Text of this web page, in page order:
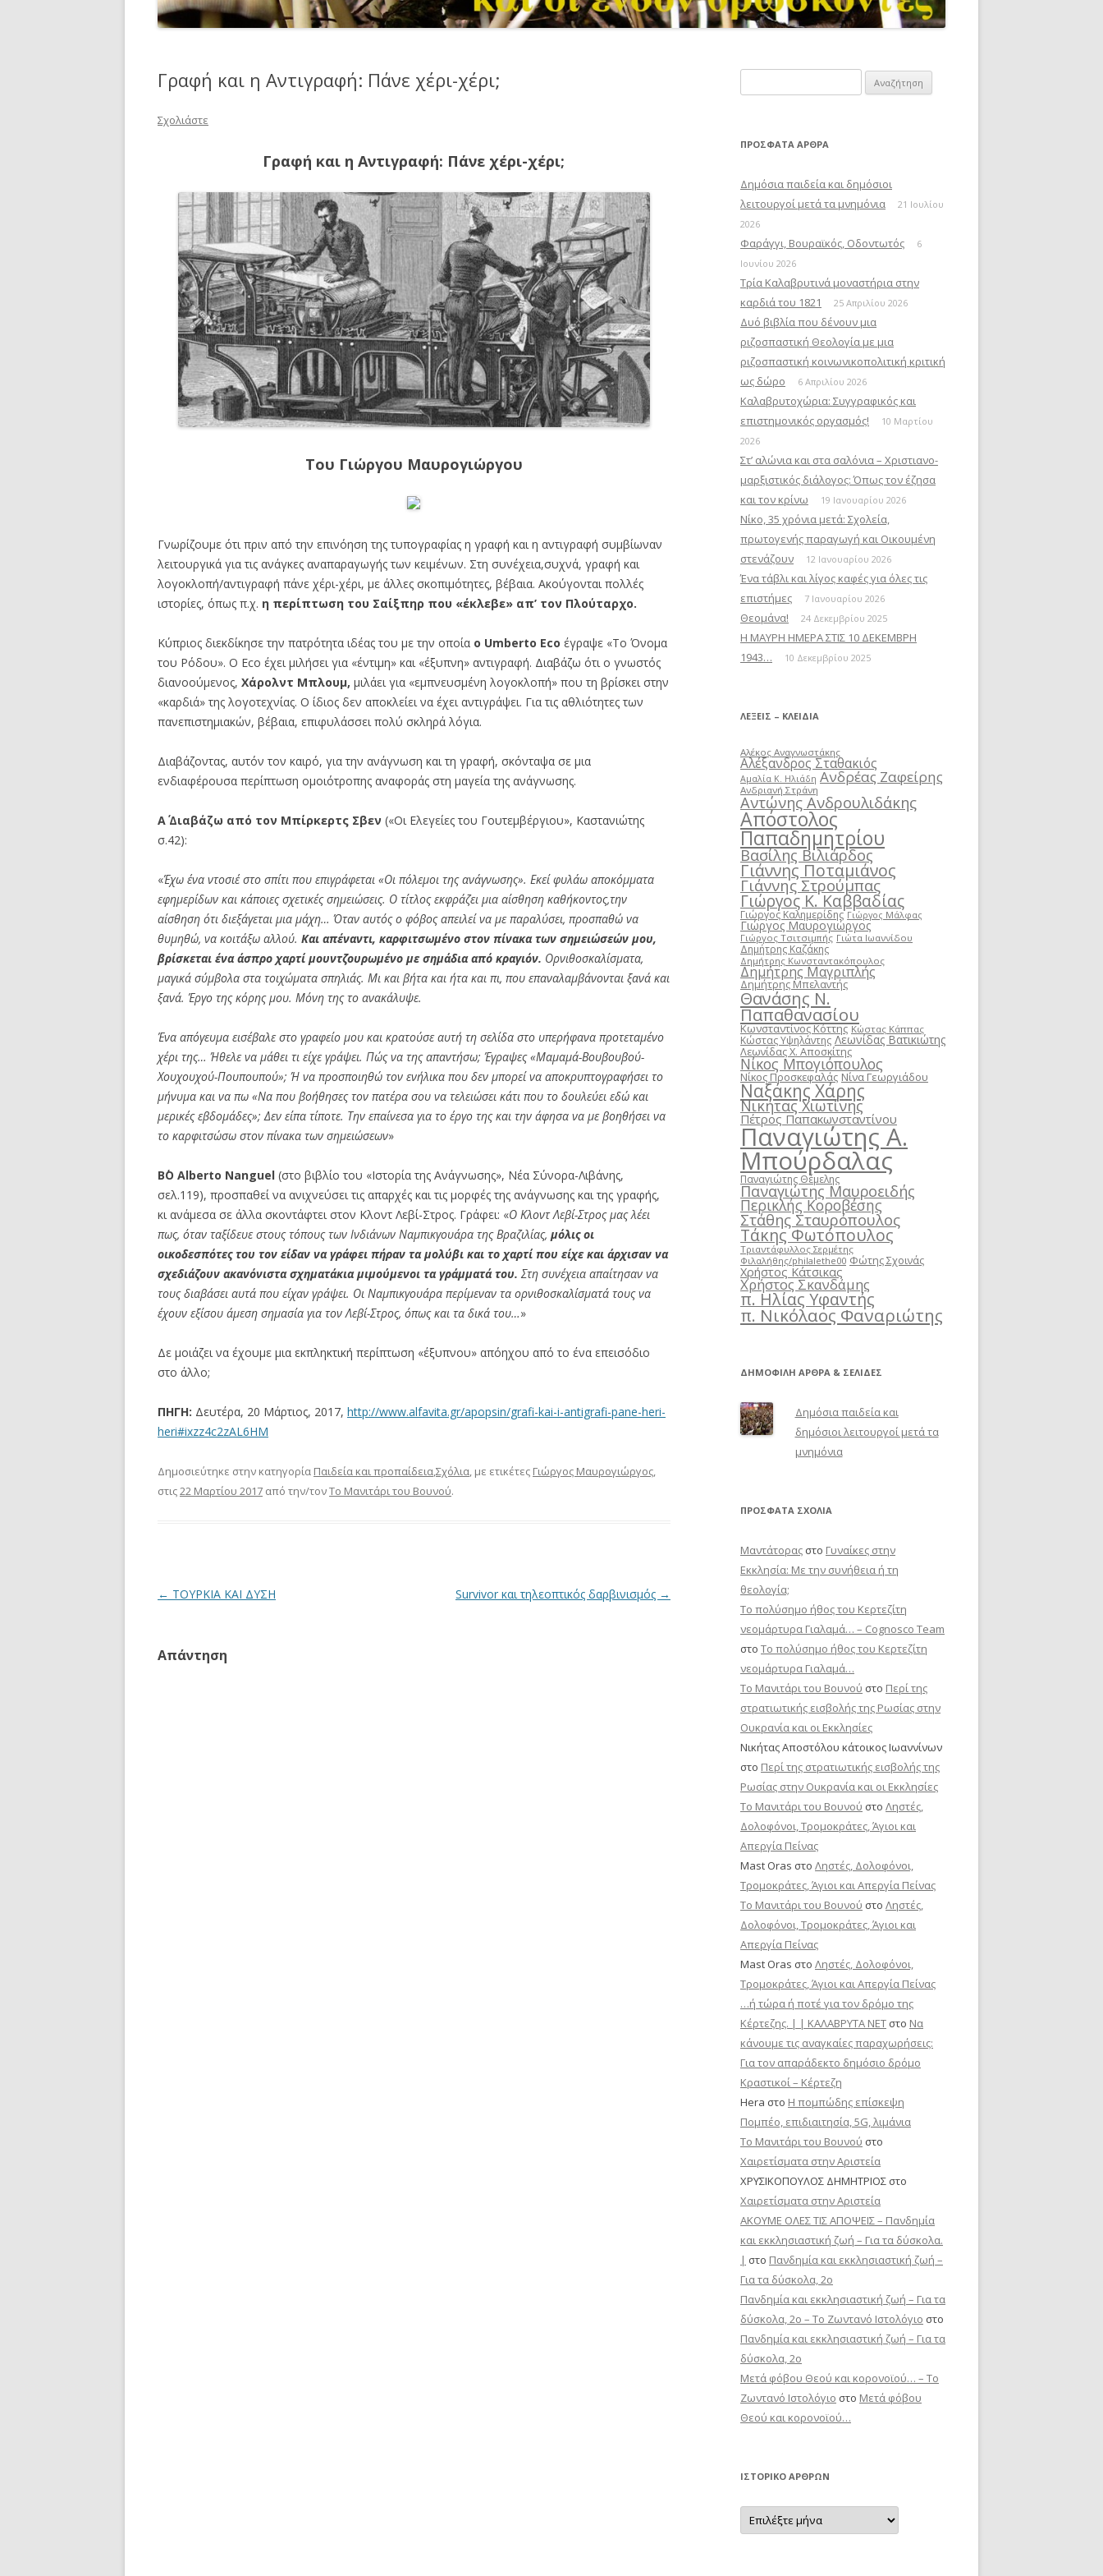
Γραφή και η Αντιγραφή: Πάνε χέρι-χέρι;
Σχολιάστε
Γραφή και η Αντιγραφή: Πάνε χέρι-χέρι;
Του Γιώργου Μαυρογιώργου
Γνωρίζουμε ότι πριν από την επινόηση της τυπογραφίας η γραφή και η αντιγραφή συμβίωναν
λειτουργικά για τις ανάγκες αναπαραγωγής των κειμένων. Στη συνέχεια,συχνά, γραφή και
λογοκλοπή/αντιγραφή πάνε χέρι-χέρι, με άλλες σκοπιμότητες, βέβαια. Ακούγονται πολλές
ιστορίες, όπως π.χ. η περίπτωση του Σαίξπηρ που «έκλεβε» απ’ τον Πλούταρχο.
Κύπριος διεκδίκησε την πατρότητα ιδέας του με την οποία ο Umberto Εcο έγραψε «Το Όνομα
του Ρόδου». Ο Eco έχει μιλήσει για «έντιμη» και «έξυπνη» αντιγραφή. Διαβάζω ότι ο γνωστός
διανοούμενος, Χάρολντ Μπλουμ, μιλάει για «εμπνευσμένη λογοκλοπή» που τη βρίσκει στην
«καρδιά» της λογοτεχνίας. Ο ίδιος δεν αποκλείει να έχει αντιγράψει. Για τις αθλιότητες των
πανεπιστημιακών, βέβαια, επιφυλάσσει πολύ σκληρά λόγια.
Διαβάζοντας, αυτόν τον καιρό, για την ανάγνωση και τη γραφή, σκόνταψα σε μια
ενδιαφέρουσα περίπτωση ομοιότροπης αναφοράς στη μαγεία της ανάγνωσης.
Α΄ Διαβάζω από τον Μπίρκερτς Σβεν («Οι Ελεγείες του Γουτεμβέργιου», Καστανιώτης
σ.42):
«Έχω ένα ντοσιέ στο σπίτι που επιγράφεται «Οι πόλεμοι της ανάγνωσης». Εκεί φυλάω αποκόμματα
εφημερίδων και κάποιες σχετικές σημειώσεις. Ο τίτλος εκφράζει μια αίσθηση καθήκοντος,την
αίσθηση ότι διεξάγεται μια μάχη… Όταν αυτός ο φόβος απειλεί να με παραλύσει, προσπαθώ να
θυμηθώ, να κοιτάξω αλλού. Και απέναντι, καρφιτσωμένο στον πίνακα των σημειώσεών μου,
βρίσκεται ένα άσπρο χαρτί μουντζουρωμένο με σημάδια από κραγιόν. Ορνιθοσκαλίσματα,
μαγικά σύμβολα στα τοιχώματα σπηλιάς. Μι και βήτα και ήτα και πι, που επαναλαμβάνονται ξανά και
ξανά. Έργο της κόρης μου. Μόνη της το ανακάλυψε.
Ένα απόγευμα εισέβαλε στο γραφείο μου και κρατούσε αυτή τη σελίδα στο υπερήφανα προτεταμένο
χέρι της… Ήθελε να μάθει τι είχε γράψει. Πώς να της απαντήσω; Έγραψες «Μαμαμά-Βουβουβού-
Χουχουχού-Πουπουπού»; Ή να προσποιηθώ τον ενήλικα που δεν μπορεί να αποκρυπτογραφήσει το
μήνυμα και να πω «Να που βοήθησες τον πατέρα σου να τελειώσει κάτι που το δουλεύει εδώ και
μερικές εβδομάδες»; Δεν είπα τίποτε. Την επαίνεσα για το έργο της και την άφησα να με βοηθήσει να
το καρφιτσώσω στον πίνακα των σημειώσεων»
Β΄O Alberto Nanguel (στο βιβλίο του «Ιστορία της Ανάγνωσης», Νέα Σύνορα-Λιβάνης,
σελ.119), προσπαθεί να ανιχνεύσει τις απαρχές και τις μορφές της ανάγνωσης και της γραφής,
κι ανάμεσα σε άλλα σκοντάφτει στον Κλοντ Λεβί-Στρος. Γράφει: «Ο Κλοντ Λεβί-Στρος μας λέει
πως, όταν ταξίδευε στους τόπους των Ινδιάνων Ναμπικγουάρα της Βραζιλίας, μόλις οι
οικοδεσπότες του τον είδαν να γράφει πήραν τα μολύβι και το χαρτί που είχε και άρχισαν να
σχεδιάζουν ακανόνιστα σχηματάκια μιμούμενοι τα γράμματά του. Στη συνέχεια απαίτησαν να
τους διαβάσει αυτά που είχαν γράψει. Οι Ναμπικγουάρα περίμεναν τα ορνιθοσκαλίσματά τους να
έχουν εξίσου άμεση σημασία για τον Λεβί-Στρος, όπως και τα δικά του…»
Δε μοιάζει να έχουμε μια εκπληκτική περίπτωση «έξυπνου» απόηχου από το ένα επεισόδιο
στο άλλο;
ΠΗΓΗ: Δευτέρα, 20 Μάρτιος, 2017, http://www.alfavita.gr/apopsin/grafi-kai-i-antigrafi-pane-heri-
heri#ixzz4c2zAL6HM
Δημοσιεύτηκε στην κατηγορία Παιδεία και προπαίδεια,Σχόλια, με ετικέτες Γιώργος Μαυρογιώργος,
στις22 Μαρτίου 2017 από την/τονΤο Μανιτάρι του Βουνού.
Πλοήγηση
← ΤΟΥΡΚΙΑ ΚΑΙ ΔΥΣΗ Survivor και τηλεοπτικός δαρβινισμός →
Απάντηση
για:
ΠΡΌΣΦΑΤΑ ΆΡΘΡΑ
Δημόσια παιδεία και δημόσιοι
λειτουργοί μετά τα μνημόνια
21 Ιουλίου
2026
Φαράγγι, Βουραϊκός, Οδοντωτός
6
Ιουνίου 2026
Τρία Καλαβρυτινά μοναστήρια στην
καρδιά του 1821
25 Απριλίου 2026
Δυό βιβλία που δένουν μια
ριζοσπαστική Θεολογία με μια
ριζοσπαστική κοινωνικοπολιτική κριτική
ως δώρο
6 Απριλίου 2026
Καλαβρυτοχώρια: Συγγραφικός και
επιστημονικός οργασμός!
10 Μαρτίου
2026
Στ’ αλώνια και στα σαλόνια – Χριστιανο-
μαρξιστικός διάλογος: Όπως τον έζησα
και τον κρίνω
19 Ιανουαρίου 2026
Νίκο, 35 χρόνια μετά: Σχολεία,
πρωτογενής παραγωγή και Οικουμένη
στενάζουν
12 Ιανουαρίου 2026
Ένα τάβλι και λίγος καφές για όλες τις
επιστήμες
7 Ιανουαρίου 2026
Θεομάνα! 24 Δεκεμβρίου 2025
Η ΜΑΥΡΗ ΗΜΕΡΑ ΣΤΙΣ 10 ΔΕΚΕΜΒΡΗ
1943…
10 Δεκεμβρίου 2025
ΛΈΞΕΙΣ – ΚΛΕΙΔΙΆ
Αλέκος Αναγνωστάκης
Αλέξανδρος Σταθακιός
Αμαλία Κ. Ηλιάδη Ανδρέας Ζαφείρης
Ανδριανή Στράνη
Αντώνης Ανδρουλιδάκης
Απόστολος
Παπαδημητρίου
Βασίλης Βιλιάρδος
Γιάννης Ποταμιάνος
Γιάννης Στρούμπας
Γιώργος Κ. Καββαδίας
Γιώργος Καλημερίδης Γιώργος Μάλφας
Γιώργος Μαυρογιώργος
Γιώργος Τσιτσιμπής Γιώτα Ιωαννίδου
Δημήτρης Καζάκης
Δημήτρης Κωνσταντακόπουλος
Δημήτρης Μαγριπλής
Δημήτρης Μπελαντής
Θανάσης Ν.
Παπαθανασίου
Κωνσταντίνος Κόττης Κώστας Κάππας
Κώστας Υψηλάντης Λεωνίδας Βατικιώτης
Λεωνίδας Χ. Αποσκίτης
Νίκος Μπογιόπουλος
Νίκος Προσκεφαλάς Νίνα Γεωργιάδου
Ναξάκης Χάρης
Νικήτας Χιωτίνης
Πέτρος Παπακωνσταντίνου
Παναγιώτης Α.
Μπούρδαλας
Παναγιώτης Θέμελης
Παναγιώτης Μαυροειδής
Περικλής Κοροβέσης
Στάθης Σταυρόπουλος
Τάκης Φωτόπουλος
Τριαντάφυλλος Σερμέτης
Φιλαλήθης/philalethe00 Φώτης Σχοινάς
Χρήστος Κάτσικας
Χρήστος Σκανδάμης
π. Ηλίας Υφαντής
π. Νικόλαος Φαναριώτης
ΔΗΜΟΦΙΛΉ ΆΡΘΡΑ & ΣΕΛΊΔΕΣ
Δημόσια παιδεία και
δημόσιοι λειτουργοί μετά τα
μνημόνια
ΠΡΌΣΦΑΤΑ ΣΧΌΛΙΑ
Μαντάτορας στο Γυναίκες στην
Εκκλησία: Με την συνήθεια ή τη
θεολογία;
Το πολύσημο ήθος του Κερτεζίτη
νεομάρτυρα Γιαλαμά… – Cognosco Team
στο Το πολύσημο ήθος του Κερτεζίτη
νεομάρτυρα Γιαλαμά…
Το Μανιτάρι του Βουνού στο Περί της
στρατιωτικής εισβολής της Ρωσίας στην
Ουκρανία και οι Εκκλησίες
Νικήτας Αποστόλου κάτοικος Ιωαννίνων
στο Περί της στρατιωτικής εισβολής της
Ρωσίας στην Ουκρανία και οι Εκκλησίες
Το Μανιτάρι του Βουνού στο Ληστές,
Δολοφόνοι, Τρομοκράτες, Άγιοι και
Απεργία Πείνας
Mast Oras στο Ληστές, Δολοφόνοι,
Τρομοκράτες, Άγιοι και Απεργία Πείνας
Το Μανιτάρι του Βουνού στο Ληστές,
Δολοφόνοι, Τρομοκράτες, Άγιοι και
Απεργία Πείνας
Mast Oras στο Ληστές, Δολοφόνοι,
Τρομοκράτες, Άγιοι και Απεργία Πείνας
…ή τώρα ή ποτέ για τον δρόμο της
Κέρτεζης. | | ΚΑΛΑΒΡΥΤΑ ΝΕΤ στο Να
κάνουμε τις αναγκαίες παραχωρήσεις:
Για τον απαράδεκτο δημόσιο δρόμο
Κραστικοί – Κέρτεζη
Hera στο Η πομπώδης επίσκεψη
Πομπέο, επιδιαιτησία, 5G, λιμάνια
Το Μανιτάρι του Βουνού στο
Χαιρετίσματα στην Αριστεία
ΧΡΥΣΙΚΟΠΟΥΛΟΣ ΔΗΜΗΤΡΙΟΣ στο
Χαιρετίσματα στην Αριστεία
ΑΚΟΥΜΕ ΟΛΕΣ ΤΙΣ ΑΠΟΨΕΙΣ – Πανδημία
και εκκλησιαστική ζωή – Για τα δύσκολα.
| στο Πανδημία και εκκλησιαστική ζωή –
Για τα δύσκολα, 2ο
Πανδημία και εκκλησιαστική ζωή – Για τα
δύσκολα, 2ο – Το Zωντανό Iστολόγιο στο
Πανδημία και εκκλησιαστική ζωή – Για τα
δύσκολα, 2ο
Μετά φόβου Θεού και κορονοϊού… – Το
Zωντανό Iστολόγιο στο Μετά φόβου
Θεού και κορονοϊού…
ΙΣΤΟΡΙΚΌ ΆΡΘΡΩΝ
Ιστορικό
Άρθρων